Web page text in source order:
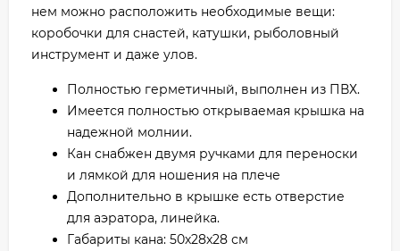
нем можно расположить необходимые вещи:
коробочки для снастей, катушки, рыболовный
инструмент и даже улов.
Полностью герметичный, выполнен из ПВХ.
Имеется полностью открываемая крышка на
надежной молнии.
Кан снабжен двумя ручками для переноски
и лямкой для ношения на плече
Дополнительно в крышке есть отверстие
для аэратора, линейка.
Габариты кана: 50х28х28 см